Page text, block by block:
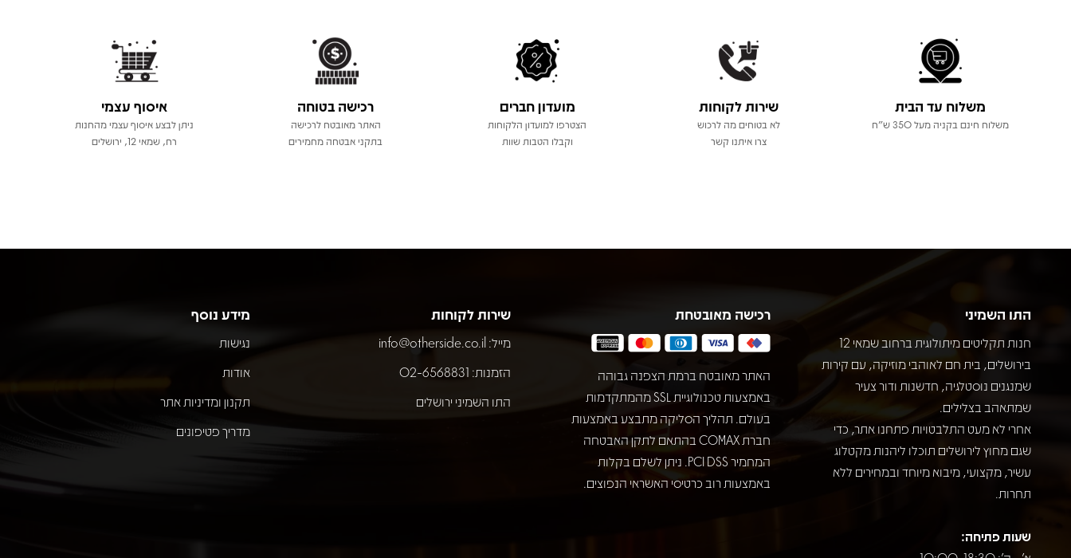
משלוח עד הבית
משלוח חינם בקניה מעל 350 ש"ח
שירות לקוחות
לא בטוחים מה לרכוש
צרו איתנו קשר
מועדון חברים
הצטרפו למועדון הלקוחות
וקבלו הטבות שוות
רכישה בטוחה
האתר מאובטח לרכישה
בתקני אבטחה מחמירים
איסוף עצמי
ניתן לבצע איסוף עצמי מהחנות
רח, שמאי 12, ירושלים
התו השמיני
חנות תקליטים מיתולוגית ברחוב שמאי 12
בירושלים, בית חם לאוהבי מוזיקה, עם קירות
שמנגנים נוסטלגיה, חדשנות ודור צעיר
שמתאהב בצלילים.
אחרי לא מעט התלבטויות פתחנו אתר, כדי
שגם מחוץ לירושלים תוכלו ליהנות מקטלוג
עשיר, מקצועי, מיבוא מיוחד ובמחירים ללא
תחרות.
שעות פתיחה:
רכישה מאובטחת
האתר מאובטח ברמת הצפנה גבוהה
באמצעות טכנולוגיית SSL מהמתקדמות
בעולם. תהליך הסליקה מתבצע באמצעות
חברת COMAX בהתאם לתקן האבטחה
המחמיר PCI DSS. ניתן לשלם בקלות
באמצעות רוב כרטיסי האשראי הנפוצים.
שירות לקוחות
מייל: info@otherside.co.il
הזמנות: 02-6568831
התו השמיני ירושלים
מידע נוסף
נגישות
אודות
תקנון ומדיניות אתר
מדריך פטיפונים